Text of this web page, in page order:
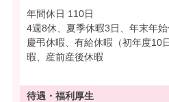
年間休日 110日
4週8休、夏季休暇3日、年末年始
慶弔休暇、有給休暇（初年度10
暇、産前産後休暇
待遇・ 福利厚生